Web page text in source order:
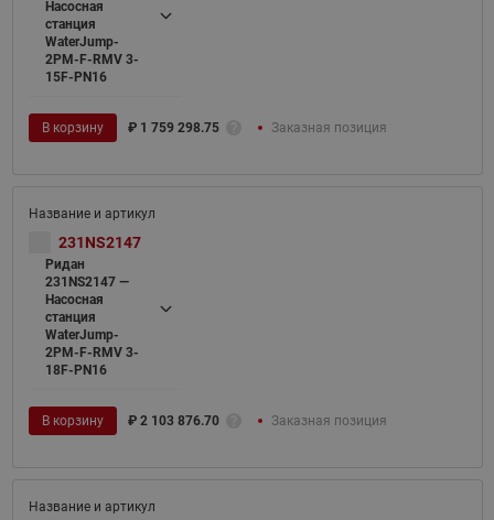
Насосная
станция
WaterJump-
2PM-F-RMV 3-
15F-PN16
В корзину ₽ 1 759 298.75 Заказная позиция
231NS2147
Ридан
231NS2147 —
Насосная
станция
WaterJump-
2PM-F-RMV 3-
18F-PN16
В корзину ₽ 2 103 876.70 Заказная позиция